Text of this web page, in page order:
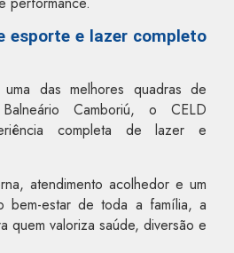
esporte e lazer completo
das melhores quadras de
Camboriú, o CELD
completa de lazer e
atendimento acolhedor e um
bem-estar de toda a família, a
quem valoriza saúde, diversão e